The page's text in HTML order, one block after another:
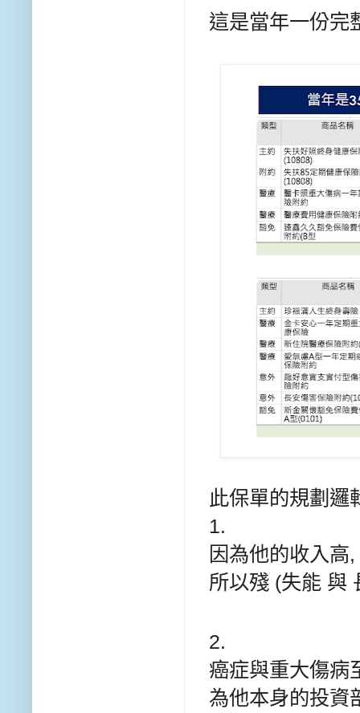
這是當年一份完
此保單的規劃邏
1.
因為他的收入高,
所以殘 (失能 與
2.
癌症與重大傷病
為他本身的投資